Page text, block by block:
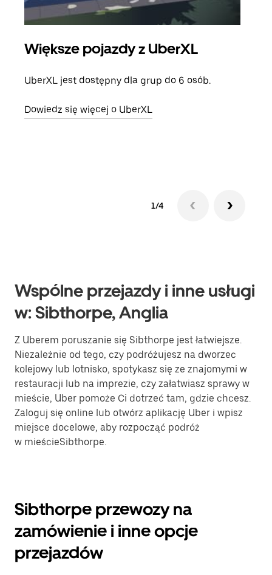
Większe pojazdy z UberXL
UberXL jest dostępny dla grup do 6 osób.
Dowiedz się więcej o UberXL
1/4
Wspólne przejazdy i inne usługi
w: Sibthorpe, Anglia
Z Uberem poruszanie się Sibthorpe jest łatwiejsze.
Niezależnie od tego, czy podróżujesz na dworzec
kolejowy lub lotnisko, spotykasz się ze znajomymi w
restauracji lub na imprezie, czy załatwiasz sprawy w
mieście, Uber pomoże Ci dotrzeć tam, gdzie chcesz.
Zaloguj się online lub otwórz aplikację Uber i wpisz
miejsce docelowe, aby rozpocząć podróż
w mieścieSibthorpe.
Sibthorpe przewozy na
zamówienie i inne opcje
przejazdów